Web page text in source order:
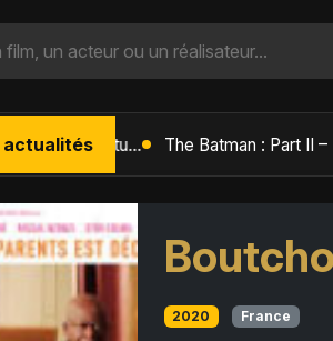
actualités L'Âge de Glace : Le Réveil du Volcan – Manny, Sid et Diego de retour pour une aventure explosive
2020 France